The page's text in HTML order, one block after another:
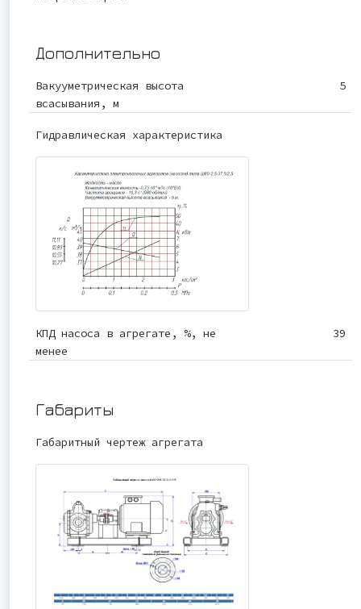
Дополнительно
Вакууметрическая высота
всасывания, м
5
Гидравлическая характеристика
КПД насоса в агрегате, %, не
менее
39
Габариты
Габаритный чертеж агрегата